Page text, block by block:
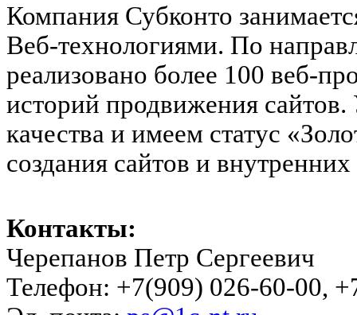
Компания Субконто
Веб-технологиями. По
реализовано более 100 веб-
историй продвижения
качества и имеем статус
создания сайтов и
Контакты:
Черепанов Петр Сергеевич
Телефон: +7(909) 026-60-00,